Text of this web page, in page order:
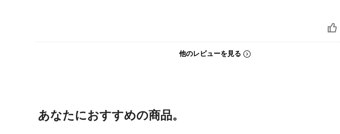
他のレビューを見る
あなたにおすすめの商品。